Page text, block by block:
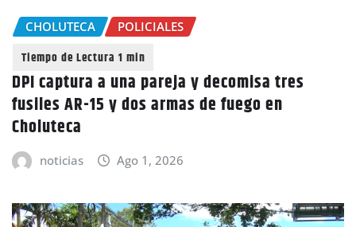
CHOLUTECA POLICIALES
DPI captura a una pareja y decomisa tres
fusiles AR-15 y dos armas de fuego en
Choluteca
noticias Ago 1, 2026